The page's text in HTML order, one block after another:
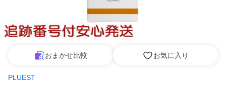
おまかせ比較 お気に入り
PLUEST